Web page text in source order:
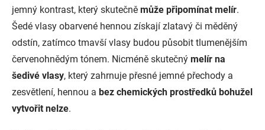
jemný kontrast, který skutečně může připomínat melír.
Šedé vlasy obarvené hennou získají zlatavý či měděný
odstín, zatímco tmavší vlasy budou působit tlumenějším
červenohnědým tónem. Nicméně skutečný melír na
šedivé vlasy, který zahrnuje přesné jemné přechody a
zesvětlení, hennou a bez chemických prostředků bohužel
vytvořit nelze.